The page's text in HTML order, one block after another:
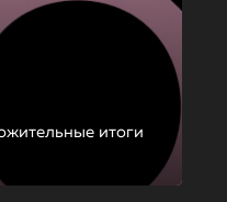
итоги